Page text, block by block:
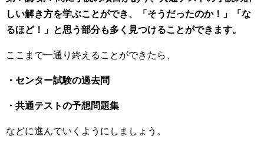
しい解き方を学ぶことができ、「そうだったのか！」「な
るほど！」と思う部分も多く見つけることができます。
ここまで一通り終えることができたら、
・センター試験の過去問
・共通テストの予想問題集
などに進んでいくようにしましょう。